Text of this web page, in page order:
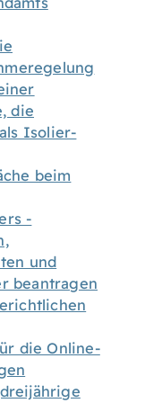
die
Isolier-
beim
-
und
beantragen
die Online-